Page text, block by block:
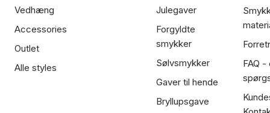
Vedhæng
Accessories
Outlet
Alle styles
Julegaver
Forgyldte
smykker
Sølvsmykker
Gaver til hende
Bryllupsgave
FAQ